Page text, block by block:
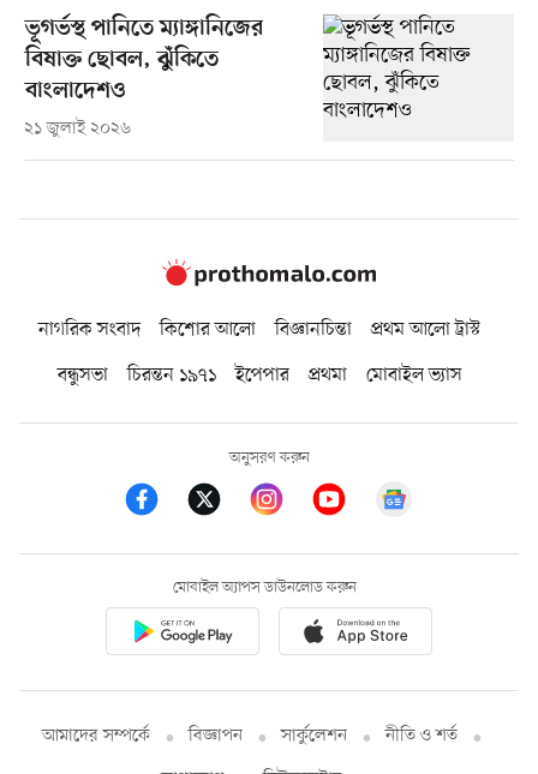
ভূগর্ভস্থ পানিতে ম্যাঙ্গানিজের
বিষাক্ত ছোবল, ঝুঁকিতে
বাংলাদেশও
২১ জুলাই ২০২৬
নাগরিক সংবাদ কিশোর আলো বিজ্ঞানচিন্তা
প্রথম আলো ট্রাস্ট
বন্ধুসভা
চিরন্তন ১৯৭১ ইপেপার প্রথমা মোবাইল ভ্যাস
অনুসরণ করুন
মোবাইল অ্যাপস ডাউনলোড করুন
আমাদের সম্পর্কে বিজ্ঞাপন সার্কুলেশন
নীতি ও শর্ত